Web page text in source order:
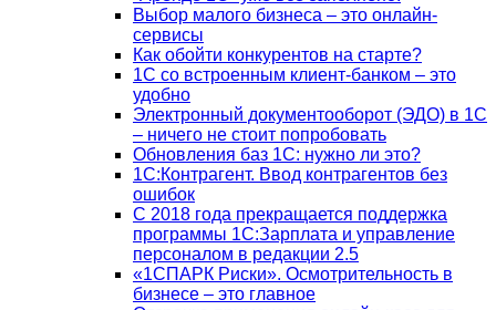
Выбор малого бизнеса – это онлайн-
сервисы
Как обойти конкурентов на старте?
1C со встроенным клиент-банком – это
удобно
Электронный документооборот (ЭДО) в 1С
– ничего не стоит попробовать
Обновления баз 1С: нужно ли это?
1С:Контрагент. Ввод контрагентов без
ошибок
С 2018 года прекращается поддержка
программы 1С:Зарплата и управление
персоналом в редакции 2.5
«1СПАРК Риски». Осмотрительность в
бизнесе – это главное